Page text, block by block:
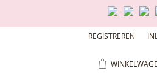
REGISTREREN